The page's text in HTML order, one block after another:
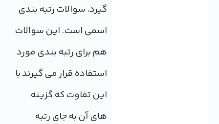
گیرد، سوالات رتبه بندی
اسمی است. این سوالات
هم برای رتبه بندی مورد
استفاده قرار می گیرند با
این تفاوت که گزینه
های آن به جای رتبه